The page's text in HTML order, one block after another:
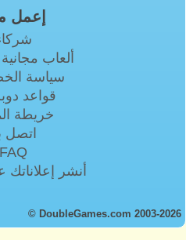
إعمل
ألعاب
سياسة
قواعد
خريطة
اتصل
FAQ
أنشر إعلاناتك
© DoubleGames.com 2003-2026